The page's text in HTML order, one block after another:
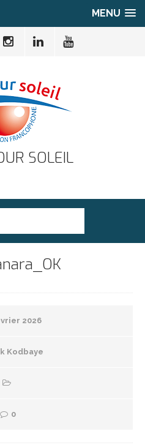
MENU
SOLEIL
2026
Kodbaye
0